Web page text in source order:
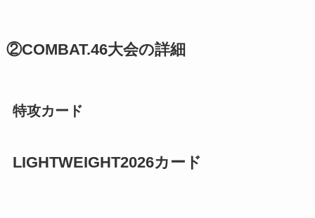
②COMBAT.46大会の詳細
特攻カード
LIGHTWEIGHT2026カード